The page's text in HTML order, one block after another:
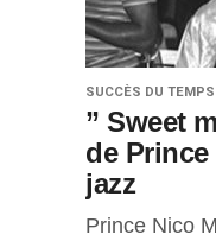
SUCCÈS DU
” Sweet
de
jazz
Prince Nico